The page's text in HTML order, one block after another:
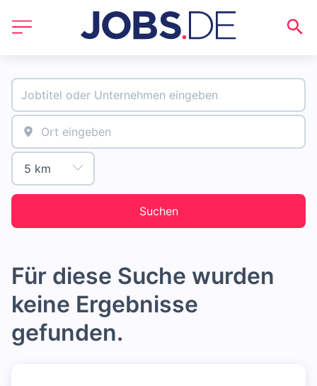
Suchen
Für diese Suche wurden
keine Ergebnisse
gefunden.